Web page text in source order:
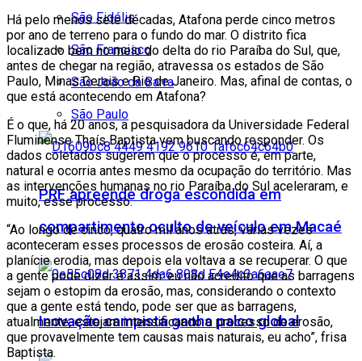
São Fidélis
São Francisco
São João da Barra
São Paulo
PRF apreende droga escondida em
compartimento oculto de veículo em Macaé
Inovação campista ganha palco global
Há pelo menos sete décadas, Atafona perde cinco metros
por ano de terreno para o fundo do mar. O distrito fica
localizado bem no meio do delta do rio Paraíba do Sul, que,
antes de chegar na região, atravessa os estados de São
Paulo, Minas Gerais e Rio de Janeiro. Mas, afinal de contas, o
que está acontecendo em Atafona?
É o que, há 20 anos, a pesquisadora da Universidade Federal
Fluminense Thaís Baptista vem buscando responder. Os
dados coletados sugerem que o processo é, em parte,
natural e ocorria antes mesmo da ocupação do território. Mas
as intervenções humanas no rio Paraíba do Sul aceleraram, e
muito, esse processo.
“Ao longo de cinco, quatro mil anos atrás, várias vezes
aconteceram esses processos de erosão costeira. Aí, a
planície erodia, mas depois ela voltava a se recuperar. O que
a gente pode dizer é assim: eu não acredito que as barragens
sejam o estopim da erosão, mas, considerando o contexto
que a gente está tendo, pode ser que as barragens,
atualmente, estejam intensificando o processo de erosão,
que provavelmente tem causas mais naturais, eu acho”, frisa
Baptista.